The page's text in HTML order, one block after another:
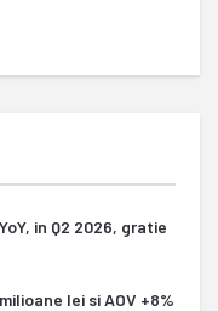
in Q2 2026, gratie
lei si AOV +8%